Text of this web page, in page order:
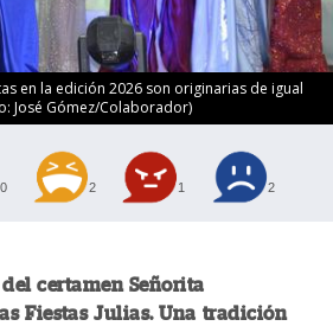
en la edición 2026 son originarias de igual
José Gómez/Colaborador)
0 2 1 2
certamen Señorita
Fiestas Julias. Una tradición